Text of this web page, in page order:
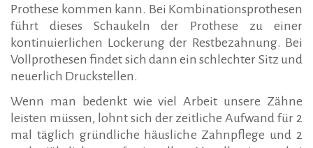
Prothese kommen kann. Bei Kombinationsprothesen
führt dieses Schaukeln der Prothese zu einer
kontinuierlichen Lockerung der Restbezahnung. Bei
Vollprothesen findet sich dann ein schlechter Sitz und
neuerlich Druckstellen.
Wenn man bedenkt wie viel Arbeit unsere Zähne
leisten müssen, lohnt sich der zeitliche Aufwand für 2
mal täglich gründliche häusliche Zahnpflege und 2